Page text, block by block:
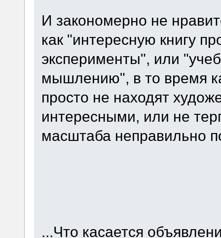
И закономерно не
как "интересную книгу
эксперименты", или
мышлению", в то время
просто не находят
интересными, или не
масштаба неправильно
...Что касается